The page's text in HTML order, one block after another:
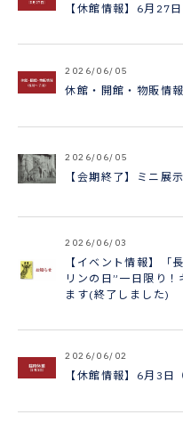
【休館情報】6月27
2026/06/05
休館・開館・物販情
2026/06/05
【会期終了】ミニ展
2026/06/03
【イベント情報】「
リンの日”一日限り
ます(終了しました)
2026/06/02
【休館情報】6月3日